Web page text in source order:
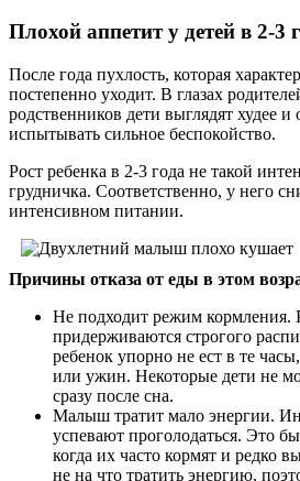
Плохой аппетит у детей в 2-3
После года пухлость, которая
постепенно уходит. В глазах
родственников дети выглядят худее
испытывать сильное беспокойство.
Рост ребенка в 2-3 года не такой
грудничка. Соответственно, у него
интенсивном питании.
Причины отказа от еды в этом
Не подходит режим кормления.
придерживаются строгого
ребенок упорно не ест в те
или ужин. Некоторые дети не
сразу после сна.
Малыш тратит мало энергии.
успевают проголодаться. Это
когда их часто кормят и редко
не на что тратить энергию,